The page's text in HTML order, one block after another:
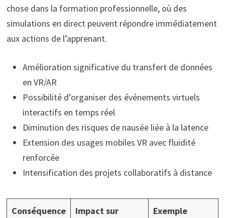
chose dans la formation professionnelle, où des
simulations en direct peuvent répondre immédiatement
aux actions de l’apprenant.
Amélioration significative du transfert de données
en VR/AR
Possibilité d’organiser des événements virtuels
interactifs en temps réel
Diminution des risques de nausée liée à la latence
Extension des usages mobiles VR avec fluidité
renforcée
Intensification des projets collaboratifs à distance
Conséquence
Impact sur
Exemple